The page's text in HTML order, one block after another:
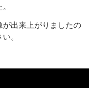
出来上がりましたの
。